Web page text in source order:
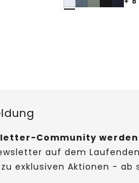
Community
auf dem
exklusiven Aktionen -